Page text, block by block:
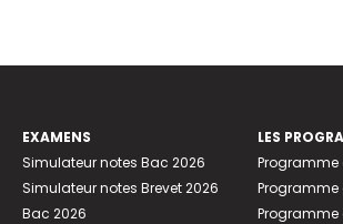
EXAMENS
Simulateur notes Bac 2026
Simulateur notes Brevet 2026
Bac 2026
LES
Programme
Programme
Programme